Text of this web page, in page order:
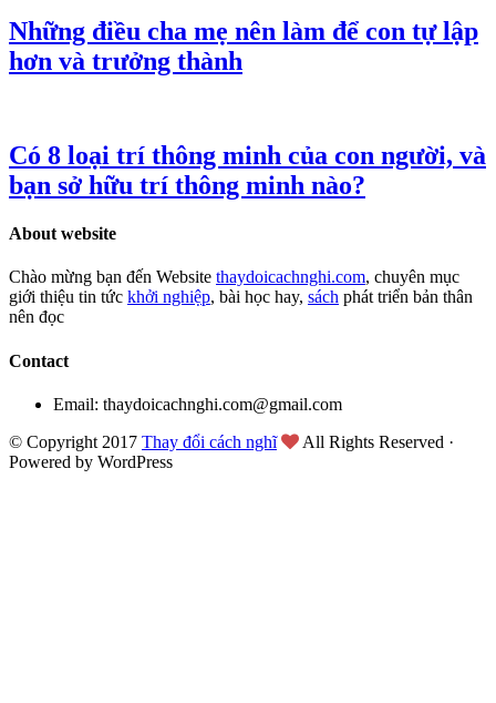
Những điều cha mẹ nên làm để con tự lập
hơn và trưởng thành
Có 8 loại trí thông minh của con người, và
bạn sở hữu trí thông minh nào?
About website
Chào mừng bạn đến Website thaydoicachnghi.com, chuyên mục
giới thiệu tin tức khởi nghiệp, bài học hay, sách phát triển bản thân
nên đọc
Contact
Email: thaydoicachnghi.com@gmail.com
© Copyright 2017 Thay đổi cách nghĩ
All Rights Reserved ·
Powered by WordPress